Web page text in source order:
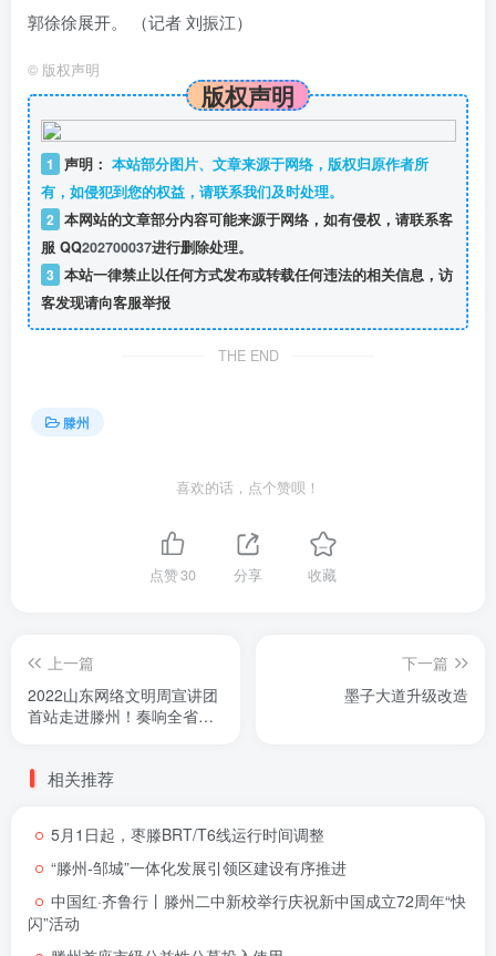
郭徐徐展开。 （记者 刘振江）
© 版权声明
版权声明
1 声明： 本站部分图片、文章来源于网络，版权归原作者所
有，如侵犯到您的权益，请联系我们及时处理。
2 本网站的文章部分内容可能来源于网络，如有侵权，请联系客
服 QQ202700037进行删除处理。
3 本站一律禁止以任何方式发布或转载任何违法的相关信息，访
客发现请向客服举报
THE END
滕州
喜欢的话，点个赞呗！
点赞30 分享 收藏
上一篇
2022山东网络文明周宣讲团
首站走进滕州！奏响全省网
下一篇
墨子大道升级改造
相关推荐
5月1日起，枣滕BRT/T6线运行时间调整
“滕州-邹城”一体化发展引领区建设有序推进
中国红·齐鲁行丨滕州二中新校举行庆祝新中国成立72周年“快
闪”活动